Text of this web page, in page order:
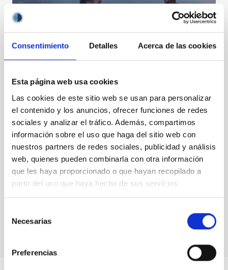
Consentimiento Detalles Acerca de las cookies
Esta página web usa cookies
Las cookies de este sitio web se usan para personalizar
el contenido y los anuncios, ofrecer funciones de redes
sociales y analizar el tráfico. Además, compartimos
información sobre el uso que haga del sitio web con
nuestros partners de redes sociales, publicidad y análisis
web, quienes pueden combinarla con otra información
que les haya proporcionado o que hayan recopilado a
partir del uso que haya hecho de sus servicios.
Necesarias
Preferencias
Nacho y Carlos
Franciso Sánchez during his talk "SOÑANDO
ESTRELLAS. Thus Astrophysics was born and